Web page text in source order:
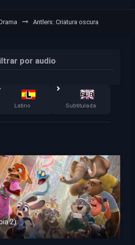
Antlers: Criatura oscura
por audio
Latino Subtitulada
2)